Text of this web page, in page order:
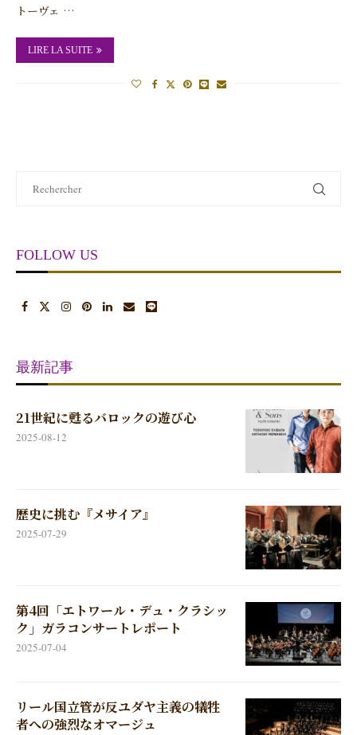
トーヴェ …
LIRE LA SUITE
FOLLOW US
最新記事
21世紀に甦るバロックの遊び心
2025-08-12
歴史に挑む『メサイア』
2025-07-29
第4回「エトワール・デュ・クラシッ
ク」ガラコンサートレポート
2025-07-04
リール国立管が反ユダヤ主義の犠牲
者への強烈なオマージュ